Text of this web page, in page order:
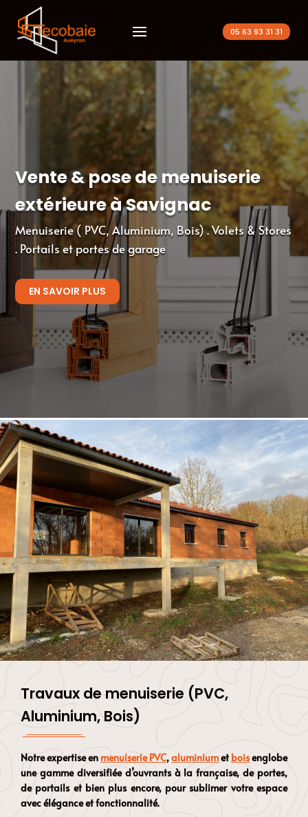
05 63 93 31 31
Vente & pose de menuiserie
extérieure à Savignac
Menuiserie ( PVC, Aluminium, Bois) . Volets & Stores
. Portails et portes de garage
EN SAVOIR PLUS
Travaux de menuiserie (PVC,
Aluminium, Bois)
Notre expertise en menuiserie PVC,aluminiumetboisenglobe
une gamme diversifiée d’ouvrants à la française, de portes,
de portails et bien plus encore, pour sublimer votre espace
avec élégance et fonctionnalité.